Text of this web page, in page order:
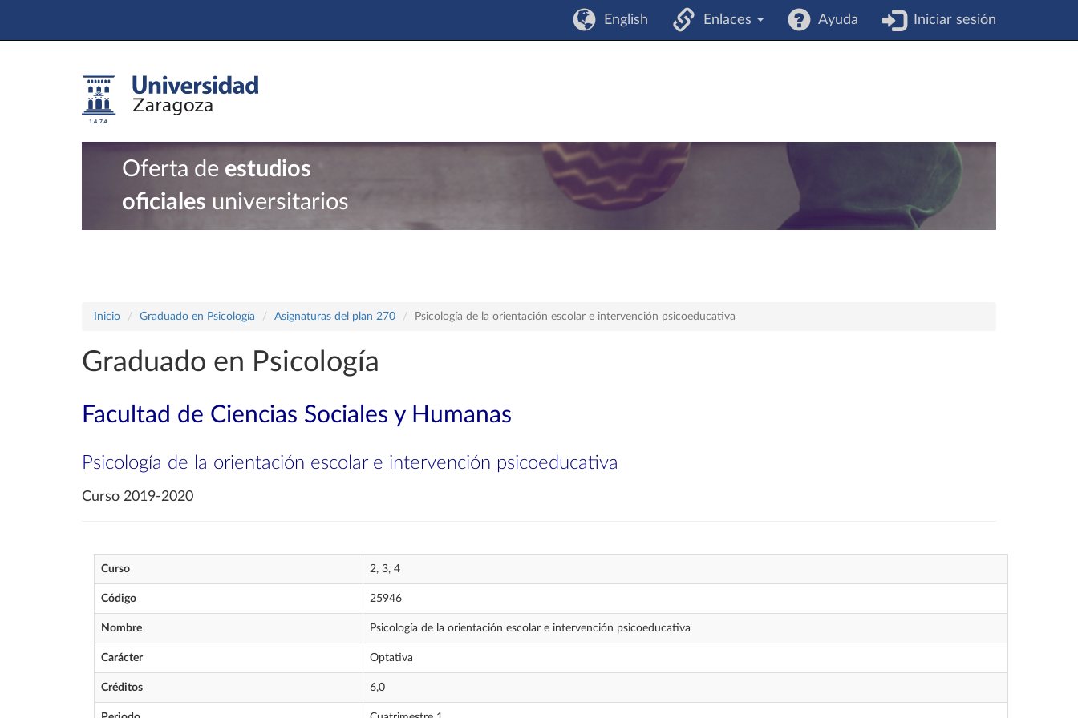
English Enlaces Ayuda Iniciar sesión
Oferta de estudios
oficiales universitarios
Inicio Graduado en Psicología Asignaturas del plan 270 Psicología de la orientación escolar e intervención psicoeducativa
Graduado en Psicología
Facultad de Ciencias Sociales y Humanas
Psicología de la orientación escolar e intervención psicoeducativa
Curso 2019-2020
Curso 2, 3, 4
Código 25946
Nombre Psicología de la orientación escolar e intervención psicoeducativa
Carácter Optativa
Créditos 6,0